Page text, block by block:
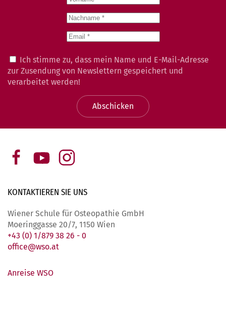
Ich stimme zu, dass mein Name und E-Mail-Adresse
zur Zusendung von Newslettern gespeichert und
verarbeitet werden!
Abschicken
KONTAKTIEREN SIE UNS
Wiener Schule für Osteopathie GmbH
Moeringgasse 20/7, 1150 Wien
+43 (0) 1/879 38 26 - 0
office@wso.at
Anreise WSO